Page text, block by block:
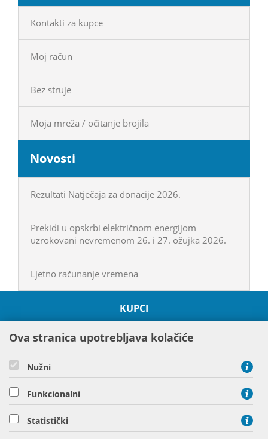
Kontakti za kupce
Moj račun
Bez struje
Moja mreža / očitanje brojila
Novosti
Rezultati Natječaja za donacije 2026.
Prekidi u opskrbi električnom energijom
uzrokovani nevremenom 26. i 27. ožujka 2026.
Ljetno računanje vremena
KUPCI
O HEP GRUPI
PROJEKTI
DRUŠTVENA ODGOVORNOST
Ova stranica upotrebljava kolačiće
Nužni
Funkcionalni
Statistički